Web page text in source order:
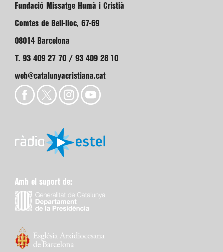
Fundació Missatge Humà i Cristià
Comtes de Bell-lloc, 67-69
08014 Barcelona
T. 93 409 27 70 / 93 409 28 10
web@catalunyacristiana.cat
Amb el suport de: